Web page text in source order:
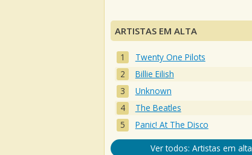
ARTISTAS EM ALTA
Twenty One Pilots
Billie Eilish
Unknown
The Beatles
Panic! At The Disco
Ver todos: Artistas em alta